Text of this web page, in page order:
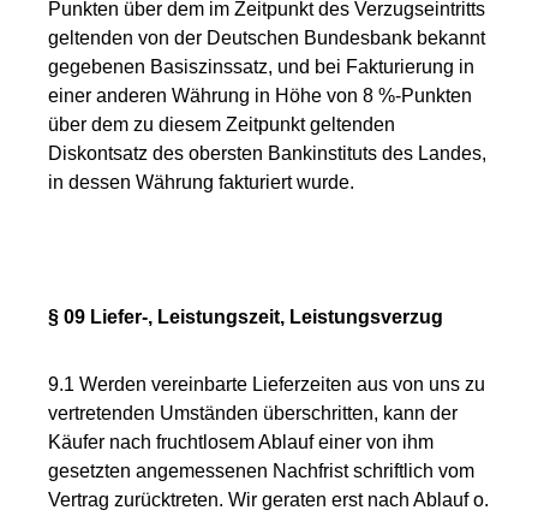
Punkten über dem im Zeitpunkt des Verzugseintritts
geltenden von der Deutschen Bundesbank bekannt
gegebenen Basiszinssatz, und bei Fakturierung in
einer anderen Währung in Höhe von 8 %-Punkten
über dem zu diesem Zeitpunkt geltenden
Diskontsatz des obersten Bankinstituts des Landes,
in dessen Währung fakturiert wurde.
§ 09 Liefer-, Leistungszeit, Leistungsverzug
9.1 Werden vereinbarte Lieferzeiten aus von uns zu
vertretenden Umständen überschritten, kann der
Käufer nach fruchtlosem Ablauf einer von ihm
gesetzten angemessenen Nachfrist schriftlich vom
Vertrag zurücktreten. Wir geraten erst nach Ablauf o.